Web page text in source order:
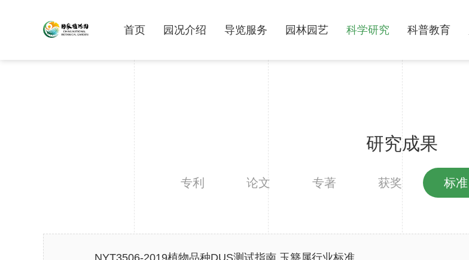
首页 园况介绍 导览服务 园林园艺 科学研究 科普教育
研究成果
专利 论文 专著 获奖 标准
NYT3506-2019植物品种DUS测试指南 玉簪属行业标准